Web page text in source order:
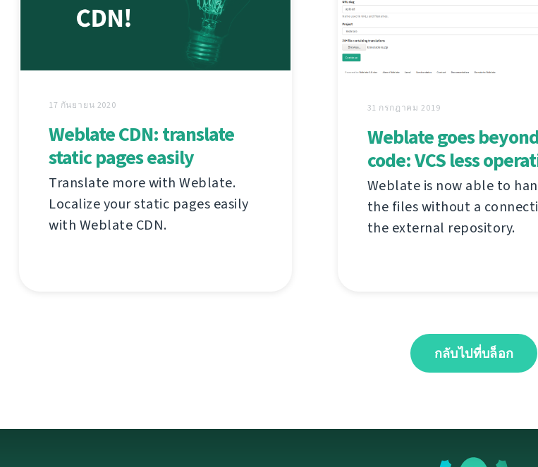
17 กันยายน 2020
Weblate CDN: translate
static pages easily
Translate more with Weblate.
Localize your static pages easily
with Weblate CDN.
31 กรกฎาคม 2019
Weblate goes
code: VCS less
Weblate is now able to
the files without a
the external repository.
กลับไปที่บล็อก